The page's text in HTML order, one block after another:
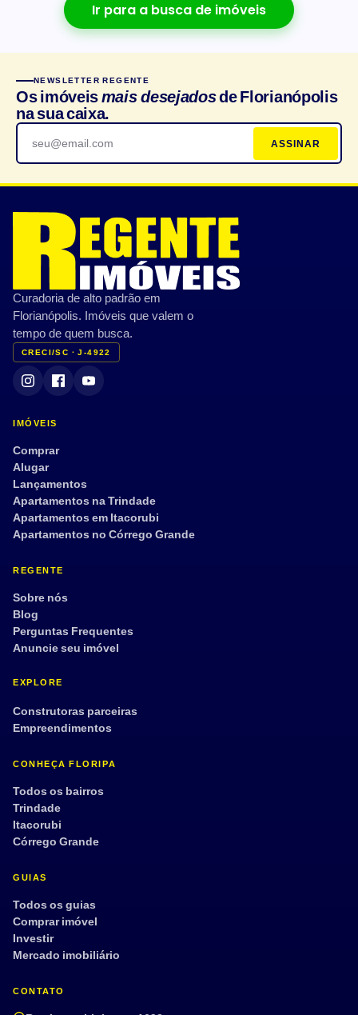
Ir para a busca de imóveis
NEWSLETTER REGENTE
Os imóveismais desejadosde Florianópolis
na sua caixa.
ASSINAR
Curadoria de alto padrão em
Florianópolis. Imóveis que valem o
tempo de quem busca.
CRECI/SC · J-4922
IMÓVEIS
Comprar
Alugar
Lançamentos
Apartamentos na Trindade
Apartamentos em Itacorubi
Apartamentos no Córrego Grande
REGENTE
Sobre nós
Blog
Perguntas Frequentes
Anuncie seu imóvel
EXPLORE
Construtoras parceiras
Empreendimentos
CONHEÇA FLORIPA
Todos os bairros
Trindade
Itacorubi
Córrego Grande
GUIAS
Todos os guias
Comprar imóvel
Investir
Mercado imobiliário
CONTATO